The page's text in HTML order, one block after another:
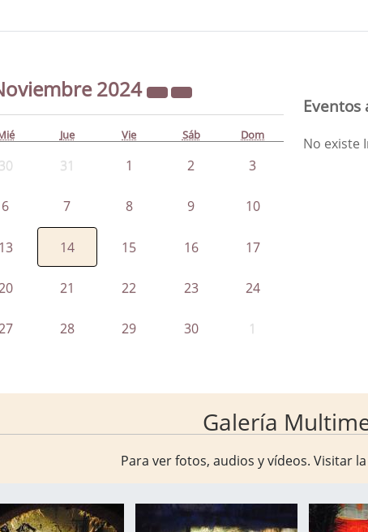
2024
Jue Vie Sáb Dom
30 31 1 2 3
6 7 8 9 10
13 14 15 16 17
21 22 23 24
28 29 30 1
No existe
Galería
Para ver fotos, audios y vídeos. Visitar la